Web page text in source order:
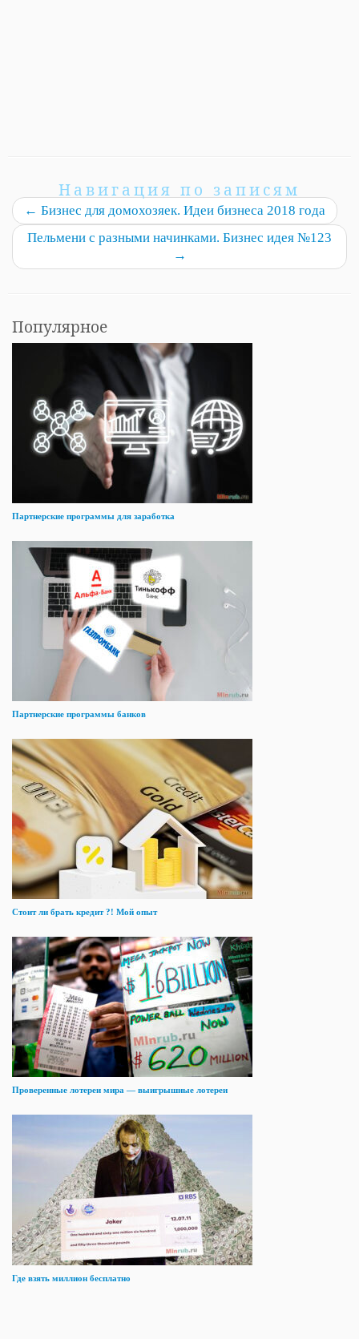
Навигация по записям
← Бизнес для домохозяек. Идеи бизнеса 2018 года
Пельмени с разными начинками. Бизнес идея №123
→
Популярное
Партнерские программы для заработка
Партнерские программы банков
Стоит ли брать кредит ?! Мой опыт
Проверенные лотереи мира — выигрышные лотереи
Где взять миллион бесплатно